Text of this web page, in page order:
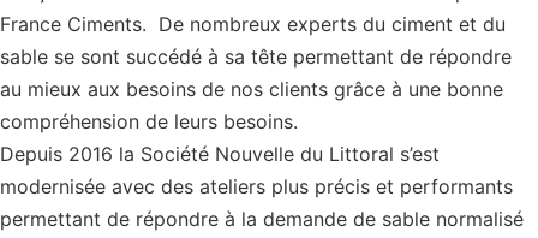
France Ciments. De nombreux experts du ciment et du
sable se sont succédé à sa tête permettant de répondre
au mieux aux besoins de nos clients grâce à une bonne
compréhension de leurs besoins.
Depuis 2016 la Société Nouvelle du Littoral s’est
modernisée avec des ateliers plus précis et performants
permettant de répondre à la demande de sable normalisé